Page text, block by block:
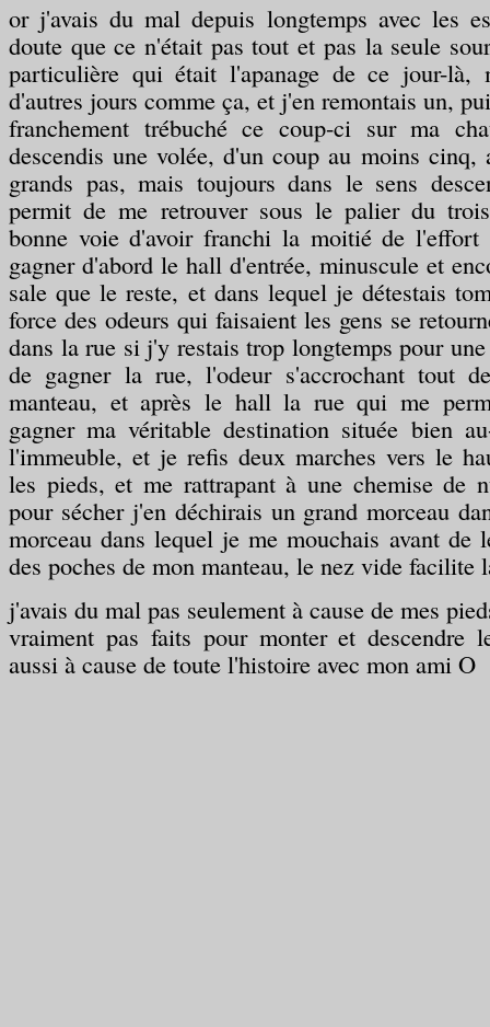
or j'avais du mal depuis longtemps avec les
doute que ce n'était pas tout et pas la seule
particulière qui était l'apanage de ce jour-là,
d'autres jours comme ça, et j'en remontais un,
franchement trébuché ce coup-ci sur ma
descendis une volée, d'un coup au moins cinq,
grands pas, mais toujours dans le sens
permit de me retrouver sous le palier du
bonne voie d'avoir franchi la moitié de l'effort
gagner d'abord le hall d'entrée, minuscule et
sale que le reste, et dans lequel je détestais
force des odeurs qui faisaient les gens se
dans la rue si j'y restais trop longtemps pour
de gagner la rue, l'odeur s'accrochant tout
manteau, et après le hall la rue qui me
gagner ma véritable destination située bien
l'immeuble, et je refis deux marches vers le
les pieds, et me rattrapant à une chemise de
pour sécher j'en déchirais un grand morceau
morceau dans lequel je me mouchais avant de
des poches de mon manteau, le nez vide facilite
j'avais du mal pas seulement à cause de mes
vraiment pas faits pour monter et descendre
aussi à cause de toute l'histoire avec mon ami O